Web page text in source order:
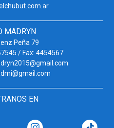
MADRYN
Peña 79
/ Fax: 4454567
EN